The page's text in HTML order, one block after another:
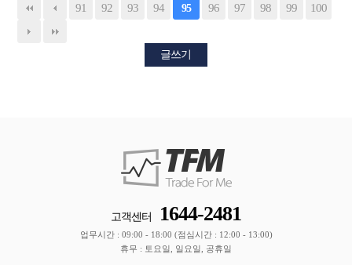
91 92 93 94 95 96 97 98 99 100
글쓰기
고객센터 1644-2481
업무시간 : 09:00 - 18:00 (점심시간 : 12:00 - 13:00)
휴무 : 토요일, 일요일, 공휴일